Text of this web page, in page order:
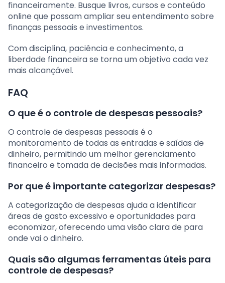
financeiramente. Busque livros, cursos e conteúdo
online que possam ampliar seu entendimento sobre
finanças pessoais e investimentos.
Com disciplina, paciência e conhecimento, a
liberdade financeira se torna um objetivo cada vez
mais alcançável.
FAQ
O que é o controle de despesas pessoais?
O controle de despesas pessoais é o
monitoramento de todas as entradas e saídas de
dinheiro, permitindo um melhor gerenciamento
financeiro e tomada de decisões mais informadas.
Por que é importante categorizar despesas?
A categorização de despesas ajuda a identificar
áreas de gasto excessivo e oportunidades para
economizar, oferecendo uma visão clara de para
onde vai o dinheiro.
Quais são algumas ferramentas úteis para
controle de despesas?